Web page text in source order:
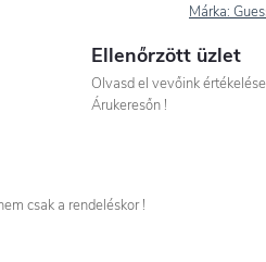
Márka:
Ellenőrzött üzlet
Olvasd el vevőink
Árukeresőn !
csak a rendeléskor !